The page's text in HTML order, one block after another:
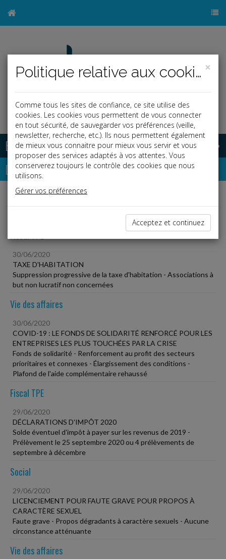
Base documentaire
Dépêches
Liste des dernières dépêches
30/06/2020
TAXE D'HABITATION
Suppression progressive de la taxe d'habitation - Associations à
but non lucratif non concernées
Vie des affaires
30/06/2020
COVID-19 : LE FONDS DE SOLIDARITÉ RENFORCÉ POUR LES
ENTREPRISES LES PLUS TOUCHÉES PAR LA CRISE
Fonds de solidarité - Renforcement au profit des secteurs
prioritaires et connexes - Élargissement des conditions -
Plafond de l'aide complémentaire rehaussé
Fiscal TPE
29/06/2020
DÉCLARATIONS D'IMPÔT 2020
Solde éventuel d'impôt à payer sur les revenus de 2019 -
Prélèvement le 25 septembre 2020 ou 4 prélèvements de
septembre à décembre
Social
29/06/2020
LICENCIEMENT POUR FAUTE GRAVE POUR PROPOS À
CARACTÈRE SEXUEL
Faute grave - Propos dégradants à caractère sexuels - Aucune
circonstance atténuante
Vie des affaires
×
Politique relative aux cookies
Comme tous les sites de confiance, ce site utilise des
cookies. Les cookies vous permettent de vous connecter
en tout sécurité, de sauvegarder vos préférences (veille,
newsletter, recherche, etc.). Ils nous permettent également
de mieux vous connaitre pour mieux vous servir et vous
proposer des services adaptés à vos attentes. Vous
conserverez toujours le contrôle des cookies que nous
utilisons.
Gérer vos préférences
Acceptez et continuez